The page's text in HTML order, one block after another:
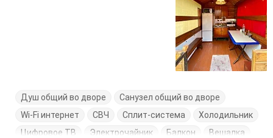
Душ общий во дворе
Санузел общий во дворе
Wi-Fi интернет
СВЧ Сплит-система
Холодильник
Цифровое ТВ
Электрочайник Балкон
Вешалка